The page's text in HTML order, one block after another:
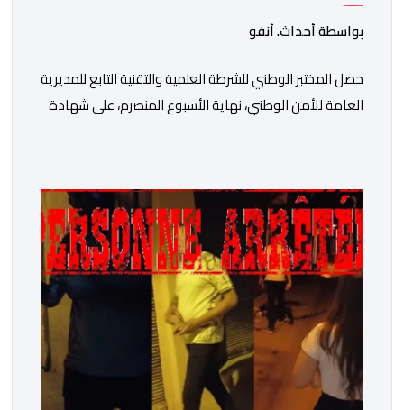
بواسطة أحداث. أنفو
حصل المختبر الوطني للشرطة العلمية والتقنية التابع للمديرية
العامة للأمن الوطني، نهاية الأسبوع المنصرم، على شهادة
فيها فروع البيولوجيا والكيمياء، وتدقيق وفحص الوثائق،
والحرائق والمتفجرات، وكذا الآثار الرقمية والمخدرات والمواد
السمومية.وكانت المنظمة الأمريكية للاعتماد والتقييس
″The ANSI National Accreditation Board″، المختصة […]